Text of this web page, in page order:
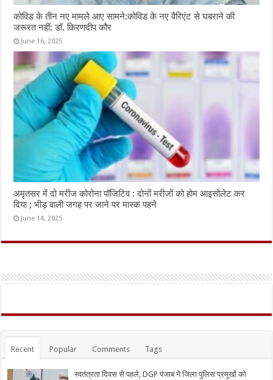
कोविड के तीन नए मामले आए सामने:कोविड के नए वैरिएंट से घबराने की
जरूरत नहीं: डॉ. किरणदीप कौर
June 16, 2025
अमृतसर में दो मरीज कोरोना पॉजिटिव : दोनों मरीजों को होम आइसोलेट कर
दिया ; भीड़ वाली जगह पर जाने पर मास्क पहने
June 14, 2025
Recent Popular Comments Tags
स्वतंत्रता दिवस से पहले, DGP पंजाब ने जिला पुलिस प्रमुखों को